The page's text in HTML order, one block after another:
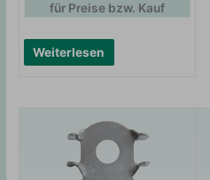
Weiterlesen
für Preise bzw. Kauf